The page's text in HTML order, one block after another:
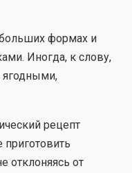
формах и
Иногда, к слову,
ягодными,
рецепт
отклоняясь от